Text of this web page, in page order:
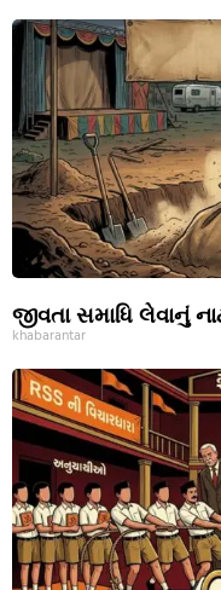
જીવતા સમાધિ લેવાનું
khabarantar